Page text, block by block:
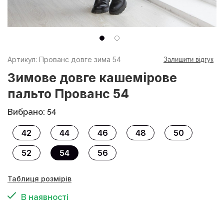
Артикул: Прованс довге зима 54 Залишити відгук
Зимове довге кашемірове
пальто Прованс 54
Вибрано: 54
42 44 46 48
50
52
54 56
Таблиця розмірів
В наявності